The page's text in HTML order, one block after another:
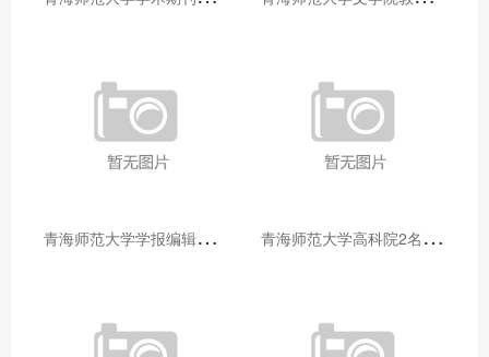
青
海师范大学学报编辑部赴大通县城关镇上毛佰胜村开展帮扶慰问活动 青
海师范大学高科院2名专家当选中国科学院院士